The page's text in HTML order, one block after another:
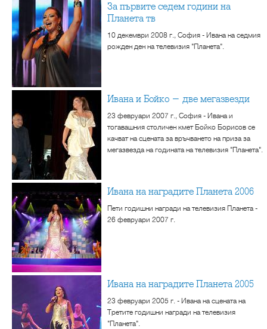
За първите седем години на
Планета тв
10 декември 2008 г., София - Ивана на седмия
рожден ден на телевизия "Планета".
Ивана и Бойко - две мегазвезди
23 февруари 2007 г., София - Ивана и
тогавашния столичен кмет Бойко Борисов се
качват на сцената за връчването на приза за
мегазвезда на годината на телевизия "Планета".
Ивана на наградите Планета 2006
Пети годишни награди на телевизия Планета -
26 февруари 2007 г.
Ивана на наградите Планета 2005
23 февруари 2005 г. - Ивана на сцената на
Третите годишни награди на телевизия
"Планета".